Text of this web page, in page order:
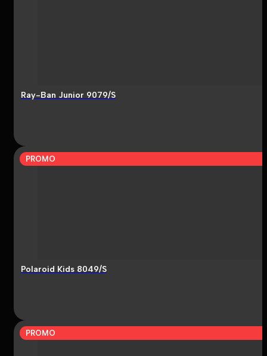
Ray-Ban Junior 9079/S
PROMO
Polaroid Kids 8049/S
PROMO